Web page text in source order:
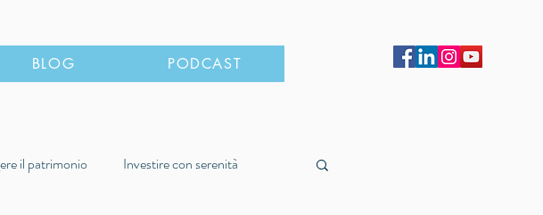
BLOG PODCAST
il patrimonio Investire con serenità